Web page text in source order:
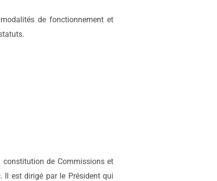
de fonctionnement et
constitution de Commissions et
Il est dirigé par le Président qui